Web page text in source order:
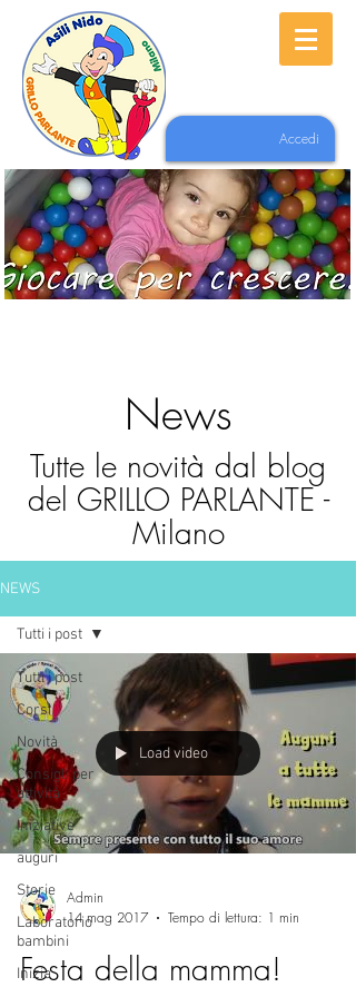
Accedi
News
Tutte le novità dal blog
del GRILLO PARLANTE -
Milano
NEWS
Tutti i post
Corsi
Novità
Consigli per
attività
Iniziative
auguri
Storie
Laboratorio
bambini
Inizia
Tutti i post
Load video
Admin
14 mag 2017
Tempo di lettura: 1 min
Festa della mamma!